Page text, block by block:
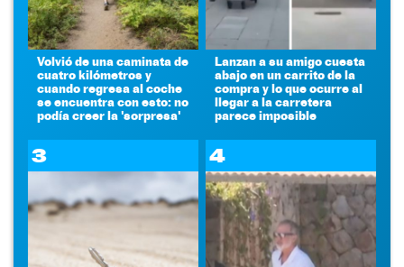
Volvió de una caminata de
cuatro kilómetros y
cuando regresa al coche
se encuentra con esto: no
podía creer la 'sorpresa'
Lanzan a su amigo cuesta
abajo en un carrito de la
compra y lo que ocurre al
llegar a la carretera
parece imposible
3 4